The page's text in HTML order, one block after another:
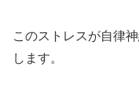
このストレスが自律
します。